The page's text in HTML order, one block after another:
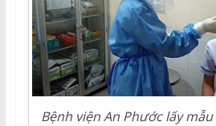
Bệnh viện An Phước lấy